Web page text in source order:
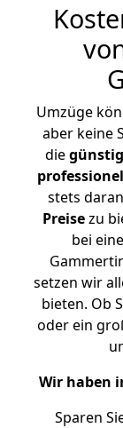
Umzüge
aber keine
die
stets
Preisezu
bei
setzen wir
bieten. Ob
oder ein
Wir haben
Sparen